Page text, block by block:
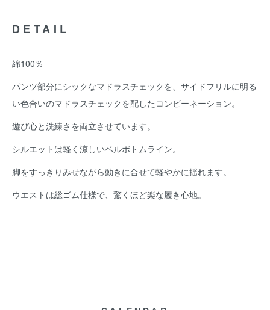
DETAIL
綿100％
パンツ部分にシックなマドラスチェックを、サイドフリルに明る
い色合いのマドラスチェックを配したコンビーネーション。
遊び心と洗練さを両立させています。
シルエットは軽く涼しいベルボトムライン。
脚をすっきりみせながら動きに合せて軽やかに揺れます。
ウエストは総ゴム仕様で、驚くほど楽な履き心地。